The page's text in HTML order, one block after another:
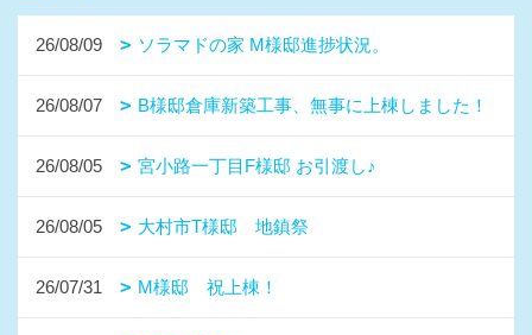
26/08/09 ソラマドの家 M様邸進捗状況。
26/08/07 B様邸倉庫新築工事、無事に上棟しました！
26/08/05 宮小路一丁目F様邸 お引渡し♪
26/08/05 大村市T様邸 地鎮祭
26/07/31 M様邸 祝上棟！